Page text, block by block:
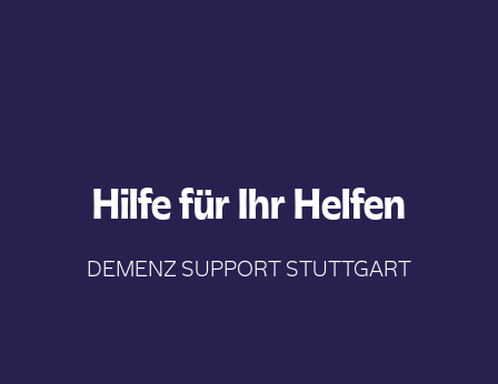
Hilfe für Ihr Helfen
DEMENZ SUPPORT STUTTGART